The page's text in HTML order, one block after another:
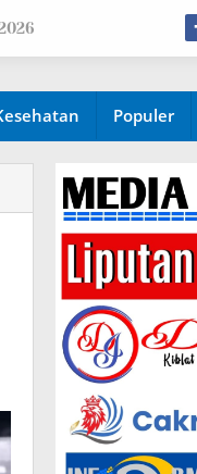
Populer